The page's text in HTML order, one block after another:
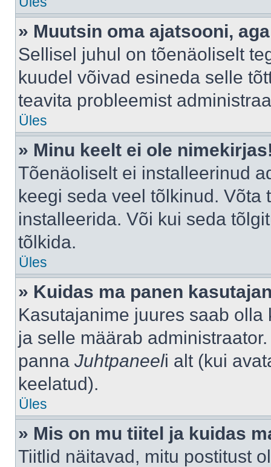
» Muutsin oma ajatsooni,
Sellisel juhul on tõenäoliselt
kuudel võivad esineda selle
teavita probleemist
Üles
» Minu keelt ei ole
Tõenäoliselt ei installeerinud
keegi seda veel tõlkinud.
installeerida. Või kui seda
tõlkida.
Üles
» Kuidas ma panen
Kasutajanime juures saab
ja selle määrab
panna Juhtpaneeli alt (kui
keelatud).
Üles
» Mis on mu tiitel ja kuidas
Tiitlid näitavad, mitu postitust